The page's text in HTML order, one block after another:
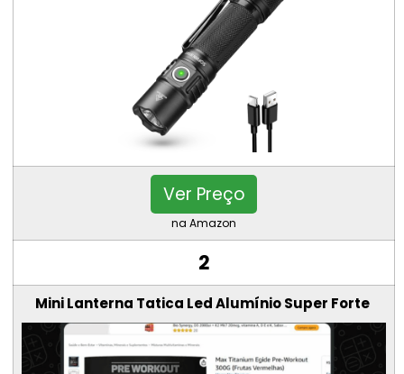
Ver Preço
na Amazon
2
Mini Lanterna Tatica Led Alumínio Super Forte